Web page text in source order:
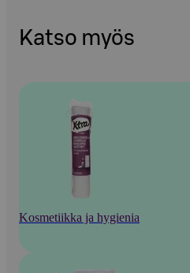
Katso myös
Kosmetiikka ja hygienia